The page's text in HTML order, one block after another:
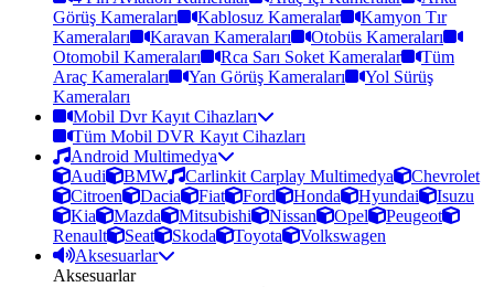
Görüş Kameraları
Kablosuz Kameralar
Kamyon Tır
Kameraları
Karavan Kameraları
Otobüs Kameraları
Otomobil Kameraları
Rca Sarı Soket Kameralar
Tüm
Araç Kameraları
Yan Görüş Kameraları
Yol Sürüş
Kameraları
Mobil Dvr Kayıt Cihazları
Tüm Mobil DVR Kayıt Cihazları
Android Multimedya
Audi
BMW Carlinkit Carplay Multimedya
Chevrolet
Citroen
Dacia Fiat Ford Honda Hyundai
Isuzu
Kia
Mazda Mitsubishi Nissan Opel
Peugeot
Renault
Seat Skoda Toyota
Volkswagen
Aksesuarlar
Aksesuarlar